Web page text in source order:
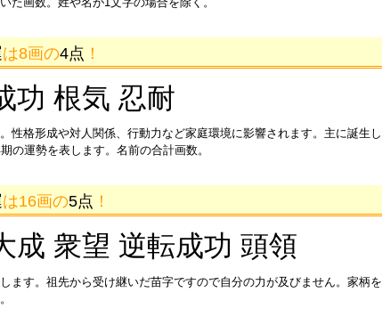
は8画の4点 ！
功 根気 忍耐
性格形成や対人関係、行動力など家庭環境に影響されます。主に誕生し
の運勢を表します。名前の合計画数。
は16画の5点 ！
成 衆望 逆転成功 頭領
ます。祖先から受け継いだ苗字ですので自分の力が及びません。家柄を